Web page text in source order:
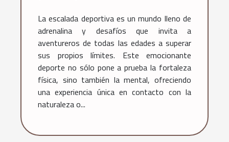
en la aventura vertical
La escalada deportiva es un mundo lleno de
adrenalina y desafíos que invita a
aventureros de todas las edades a superar
sus propios límites. Este emocionante
deporte no sólo pone a prueba la fortaleza
física, sino también la mental, ofreciendo
una experiencia única en contacto con la
naturaleza o...